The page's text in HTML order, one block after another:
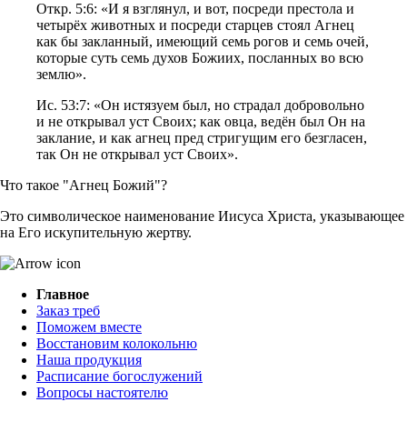
Откр. 5:6: «И я взглянул, и вот, посреди престола и
четырёх животных и посреди старцев стоял Агнец
как бы закланный, имеющий семь рогов и семь очей,
которые суть семь духов Божиих, посланных во всю
землю».
Ис. 53:7: «Он истязуем был, но страдал добровольно
и не открывал уст Своих; как овца, ведён был Он на
заклание, и как агнец пред стригущим его безгласен,
так Он не открывал уст Своих».
Что такое "Агнец Божий"?
Это символическое наименование Иисуса Христа, указывающее
на Его искупительную жертву.
Главное
Заказ треб
Поможем вместе
Восстановим колокольню
Наша продукция
Расписание богослужений
Вопросы настоятелю